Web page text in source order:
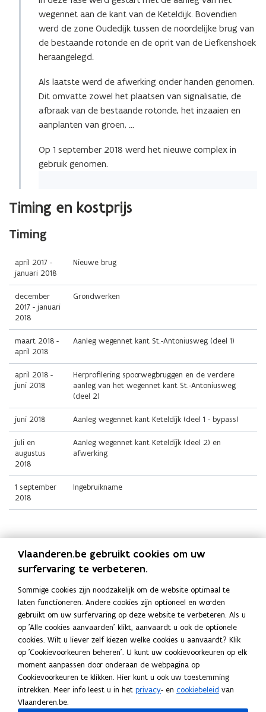
wegennet aan de kant van de Keteldijk. Bovendien
werd de zone Oudedijk tussen de noordelijke brug van
de bestaande rotonde en de oprit van de Liefkenshoek
heraangelegd.
Als laatste werd de afwerking onder handen genomen.
Dit omvatte zowel het plaatsen van signalisatie, de
afbraak van de bestaande rotonde, het inzaaien en
aanplanten van groen, …
Op 1 september 2018 werd het nieuwe complex in
gebruik genomen.
Timing en kostprijs
Timing
april 2017 -
januari 2018
Nieuwe brug
december
2017 - januari
2018
Grondwerken
maart 2018 -
april 2018
Aanleg wegennet kant St.-Antoniusweg (deel 1)
april 2018 -
juni 2018
Herprofilering spoorwegbruggen en de verdere
aanleg van het wegennet kant St.-Antoniusweg
(deel 2)
juni 2018 Aanleg wegennet kant Keteldijk (deel 1 - bypass)
juli en
augustus
2018
Aanleg wegennet kant Keteldijk (deel 2) en
afwerking
1 september
2018
Ingebruikname
Kostprijs
Totaal investeringsbedrag: 7,4 M € (incl. BTW)
Locatie
Waaslandhaven-Noord is gelegen aan deSint-Antoniusweg
(
o
p
e
t
Deel deze pagina
L
i
n
k
K
o
p
i
Vlaanderen.be gebruikt cookies om uw
surfervaring te verbeteren.
Sommige cookies zijn noodzakelijk om de website optimaal te
laten functioneren. Andere cookies zijn optioneel en worden
gebruikt om uw surfervaring op deze website te verbeteren. Als u
op 'Alle cookies aanvaarden' klikt, aanvaardt u ook de optionele
cookies. Wilt u liever zelf kiezen welke cookies u aanvaardt? Klik
op 'Cookievoorkeuren beheren'. U kunt uw cookievoorkeuren op elk
moment aanpassen door onderaan de webpagina op
Cookievoorkeuren te klikken. Hier kunt u ook uw toestemming
intrekken. Meer info leest u in het privacy- en cookiebeleid van
Vlaanderen.be.